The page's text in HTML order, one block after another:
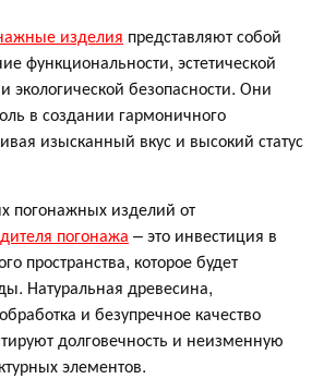
изделия представляют собой
функциональности, эстетической
экологической безопасности. Они
в создании гармоничного
изысканный вкус и высокий статус
погонажных изделий от
погонажа – это инвестиция в
пространства, которое будет
Натуральная древесина,
и безупречное качество
долговечность и неизменную
элементов.